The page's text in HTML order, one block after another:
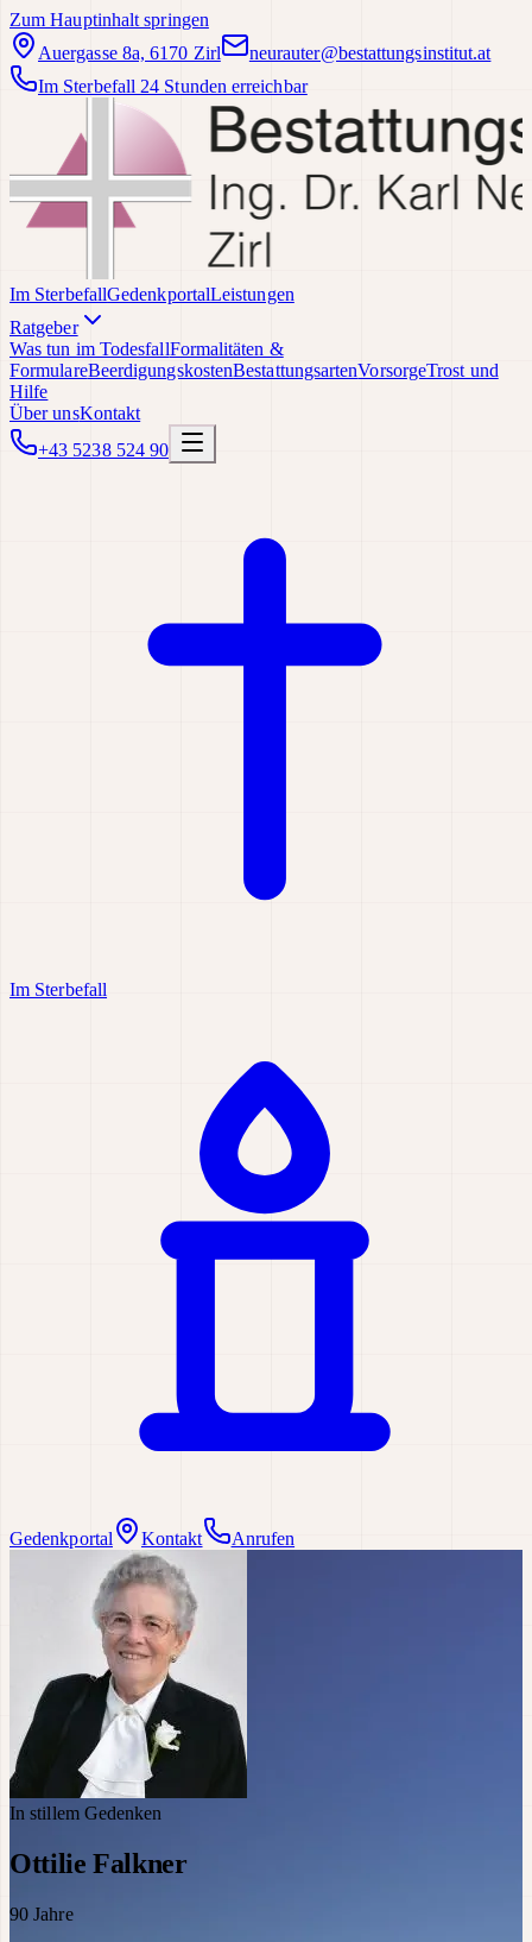
Zum Hauptinhalt springen
Auergasse 8a, 6170 Zirl
neurauter@bestattungsinstitut.at
Im Sterbefall 24 Stunden erreichbar
Im SterbefallGedenkportalLeistungen
Ratgeber
Was tun im TodesfallFormalitäten &
FormulareBeerdigungskostenBestattungsartenVorsorgeTrost und
Hilfe
Über unsKontakt
+43 5238 524 90
Im Sterbefall
Gedenkportal Kontakt Anrufen
In stillem Gedenken
Ottilie Falkner
90 Jahre